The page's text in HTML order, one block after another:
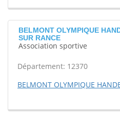
BELMONT OLYMPIQUE
SUR RANCE
Association sportive
Département: 12370
BELMONT OLYMPIQUE